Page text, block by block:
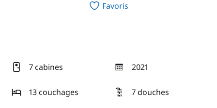
Favoris
7 cabines 2021
année
13 couchages
7 douches